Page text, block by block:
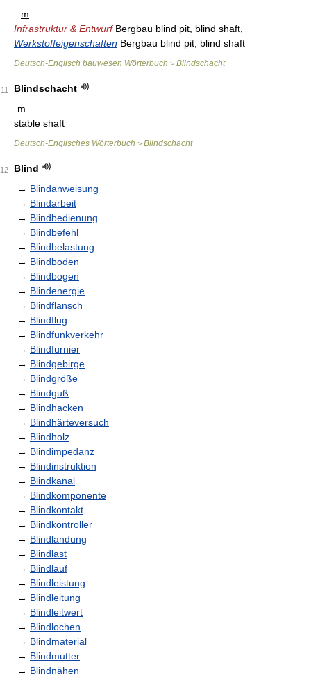
m
Infrastruktur & EntwurfBergbau blind pit, blind shaft,
Werkstoffeigenschaften Bergbau blind pit, blind shaft
Deutsch-Englisch bauwesen Wörterbuch > Blindschacht
11
Blindschacht
m
stable shaft
Deutsch-Englisches Wörterbuch > Blindschacht
12
Blind
→ Blindanweisung
→ Blindarbeit
→ Blindbedienung
→ Blindbefehl
→ Blindbelastung
→ Blindboden
→ Blindbogen
→ Blindenergie
→ Blindflansch
→ Blindflug
→ Blindfunkverkehr
→ Blindfurnier
→ Blindgebirge
→ Blindgröße
→ Blindguß
→ Blindhacken
→ Blindhärteversuch
→ Blindholz
→ Blindimpedanz
→ Blindinstruktion
→ Blindkanal
→ Blindkomponente
→ Blindkontakt
→ Blindkontroller
→ Blindlandung
→ Blindlast
→ Blindlauf
→ Blindleistung
→ Blindleitung
→ Blindleitwert
→ Blindlochen
→ Blindmaterial
→ Blindmutter
→ Blindnähen